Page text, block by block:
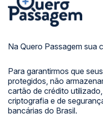
Na Quero Passagem sua
Para garantirmos que
protegidos, não
cartão de crédito
criptografia e de
bancárias do Brasil.